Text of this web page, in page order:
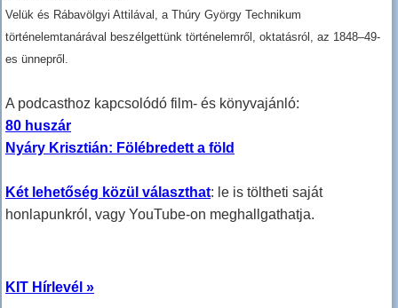
Velük és Rábavölgyi Attilával, a Thúry György Technikum
történelemtanárával beszélgettünk történelemről, oktatásról, az 1848–49-
es ünnepről.
A podcasthoz kapcsolódó film- és könyvajánló:
80 huszár
Nyáry Krisztián: Fölébredett a föld
Két lehetőség közül választhat: le is töltheti saját
honlapunkról, vagy YouTube-on meghallgathatja.
KIT Hírlevél »